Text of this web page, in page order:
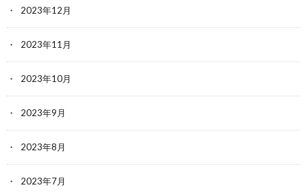
2023年12月
2023年11月
2023年10月
2023年9月
2023年8月
2023年7月